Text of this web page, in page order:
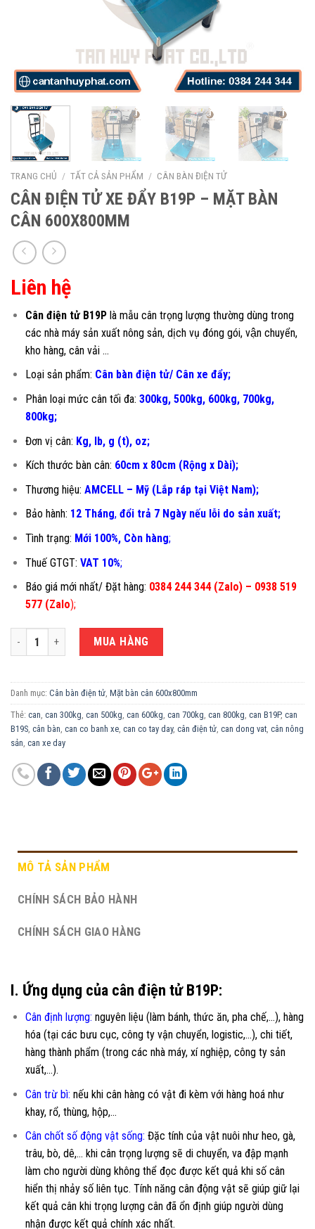
TRANG CHỦ / TẤT CẢ SẢN PHẨM / CÂN BÀN ĐIỆN TỬ
CÂN ĐIỆN TỬ XE ĐẨY B19P – MẶT BÀN
CÂN 600X800MM
Liên hệ
Cân điện tử B19Plà mẫu cân trọng lượng thường dùng trong
các nhà máy sản xuất nông sản, dịch vụ đóng gói, vận chuyển,
kho hàng, cân vải …
Loại sản phẩm: Cân bàn điện tử/ Cân xe đẩy;
Phân loại mức cân tối đa: 300kg, 500kg, 600kg, 700kg,
800kg;
Đơn vị cân: Kg, lb, g (t), oz;
Kích thước bàn cân: 60cm x 80cm (Rộng x Dài);
Thương hiệu: AMCELL – Mỹ (Lắp ráp tại Việt Nam);
Bảo hành: 12 Tháng, đổi trả 7 Ngày nếu lỗi do sản xuất;
Tình trạng: Mới 100%, Còn hàng;
Thuế GTGT: VAT 10%;
Báo giá mới nhất/ Đặt hàng: 0384 244 344 (Zalo) – 0938 519
577 (Zalo);
CÂN ĐIỆN TỬ XE ĐẨY B19P - MẶT BÀN CÂN 600X800MM số lượng
MUA HÀNG
Danh mục: Cân bàn điện tử Mặt bàn cân 600x800mm
Thẻ: can can 300kg can 500kg can 600kg can 700kg can 800kg can B19P, can
B19S cân bàn can co banh xe can co tay day, cân điện tử can dong vat cân nông
sản can xe day
MÔ TẢ SẢN PHẨM
CHÍNH SÁCH BẢO HÀNH
CHÍNH SÁCH GIAO HÀNG
I. Ứng dụng của cân điện tử B19P:
Cân định lượng: nguyên liệu (làm bánh, thức ăn, pha chế,…), hàng
hóa (tại các bưu cục, công ty vận chuyển, logistic,…), chi tiết,
hàng thành phẩm (trong các nhà máy, xí nghiệp, công ty sản
xuất,…).
Cân trừ bì: nếu khi cân hàng có vật đi kèm với hàng hoá như
khay, rổ, thùng, hộp,…
Cân chốt số động vật sống: Đặc tính của vật nuôi như heo, gà,
trâu, bò, dê,… khi cân trọng lượng sẽ di chuyển, va đập mạnh
làm cho người dùng không thể đọc được kết quả khi số cân
hiển thị nhảy số liên tục. Tính năng cân động vật sẽ giúp giữ lại
kết quả cân khi trọng lượng cân đã ổn định giúp người dùng
nhận được kết quả chính xác nhất.